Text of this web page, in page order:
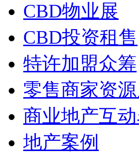
CBD物业展
CBD投资租售
特许加盟众筹
零售商家资
商业地产互
地产案例